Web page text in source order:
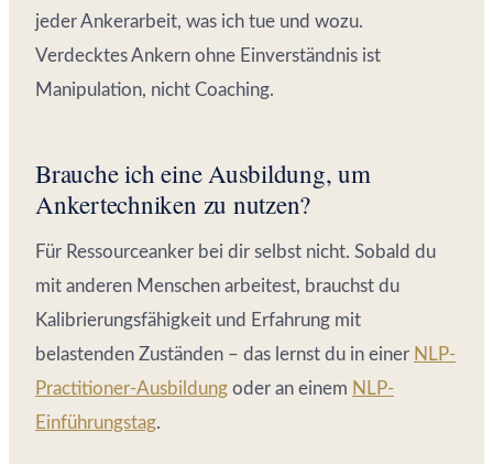
jeder Ankerarbeit, was ich tue und wozu.
Verdecktes Ankern ohne Einverständnis ist
Manipulation, nicht Coaching.
Brauche ich eine Ausbildung, um
Ankertechniken zu nutzen?
Für Ressourceanker bei dir selbst nicht. Sobald du
mit anderen Menschen arbeitest, brauchst du
Kalibrierungsfähigkeit und Erfahrung mit
belastenden Zuständen – das lernst du in einer NLP-
Practitioner-Ausbildung oder an einem NLP-
Einführungstag.